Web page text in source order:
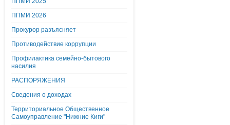
ППМИ 2026
Прокурор разъясняет
Противодействие коррупции
Профилактика семейно-бытового
насилия
РАСПОРЯЖЕНИЯ
Сведения о доходах
Территориальное Общественное
Самоуправление "Нижние Киги"